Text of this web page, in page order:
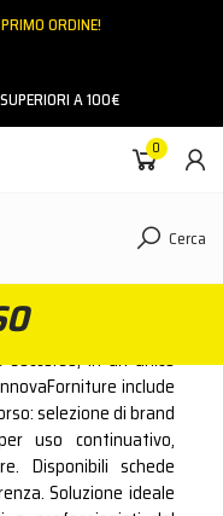
ORDINE!
A 100€
0
Cerca
in un unico
include
selezione di brand
uso continuativo,
Disponibili schede
Soluzione ideale